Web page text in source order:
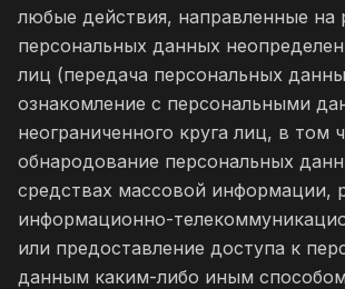
любые действия, направленные на
персональных данных
лиц (передача персональных
ознакомление с персональными
неограниченного круга лиц, в том
обнародование персональных
средствах массовой информации,
информационно-
или предоставление доступа к
данным каким-либо иным